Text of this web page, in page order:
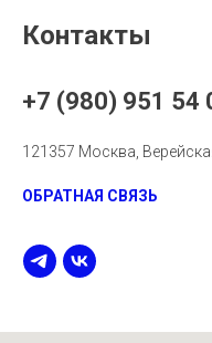
Контакты
+7 (980) 951 54
121357 Москва,
ОБРАТНАЯ СВЯЗЬ